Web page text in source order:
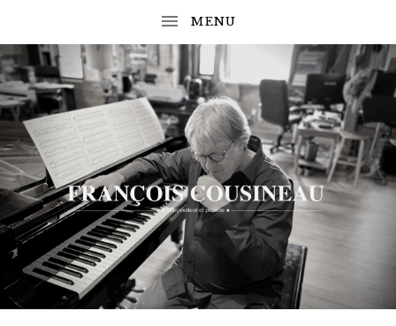
F
R
A
N
COMPOSITEUR
ET
PIANISTE